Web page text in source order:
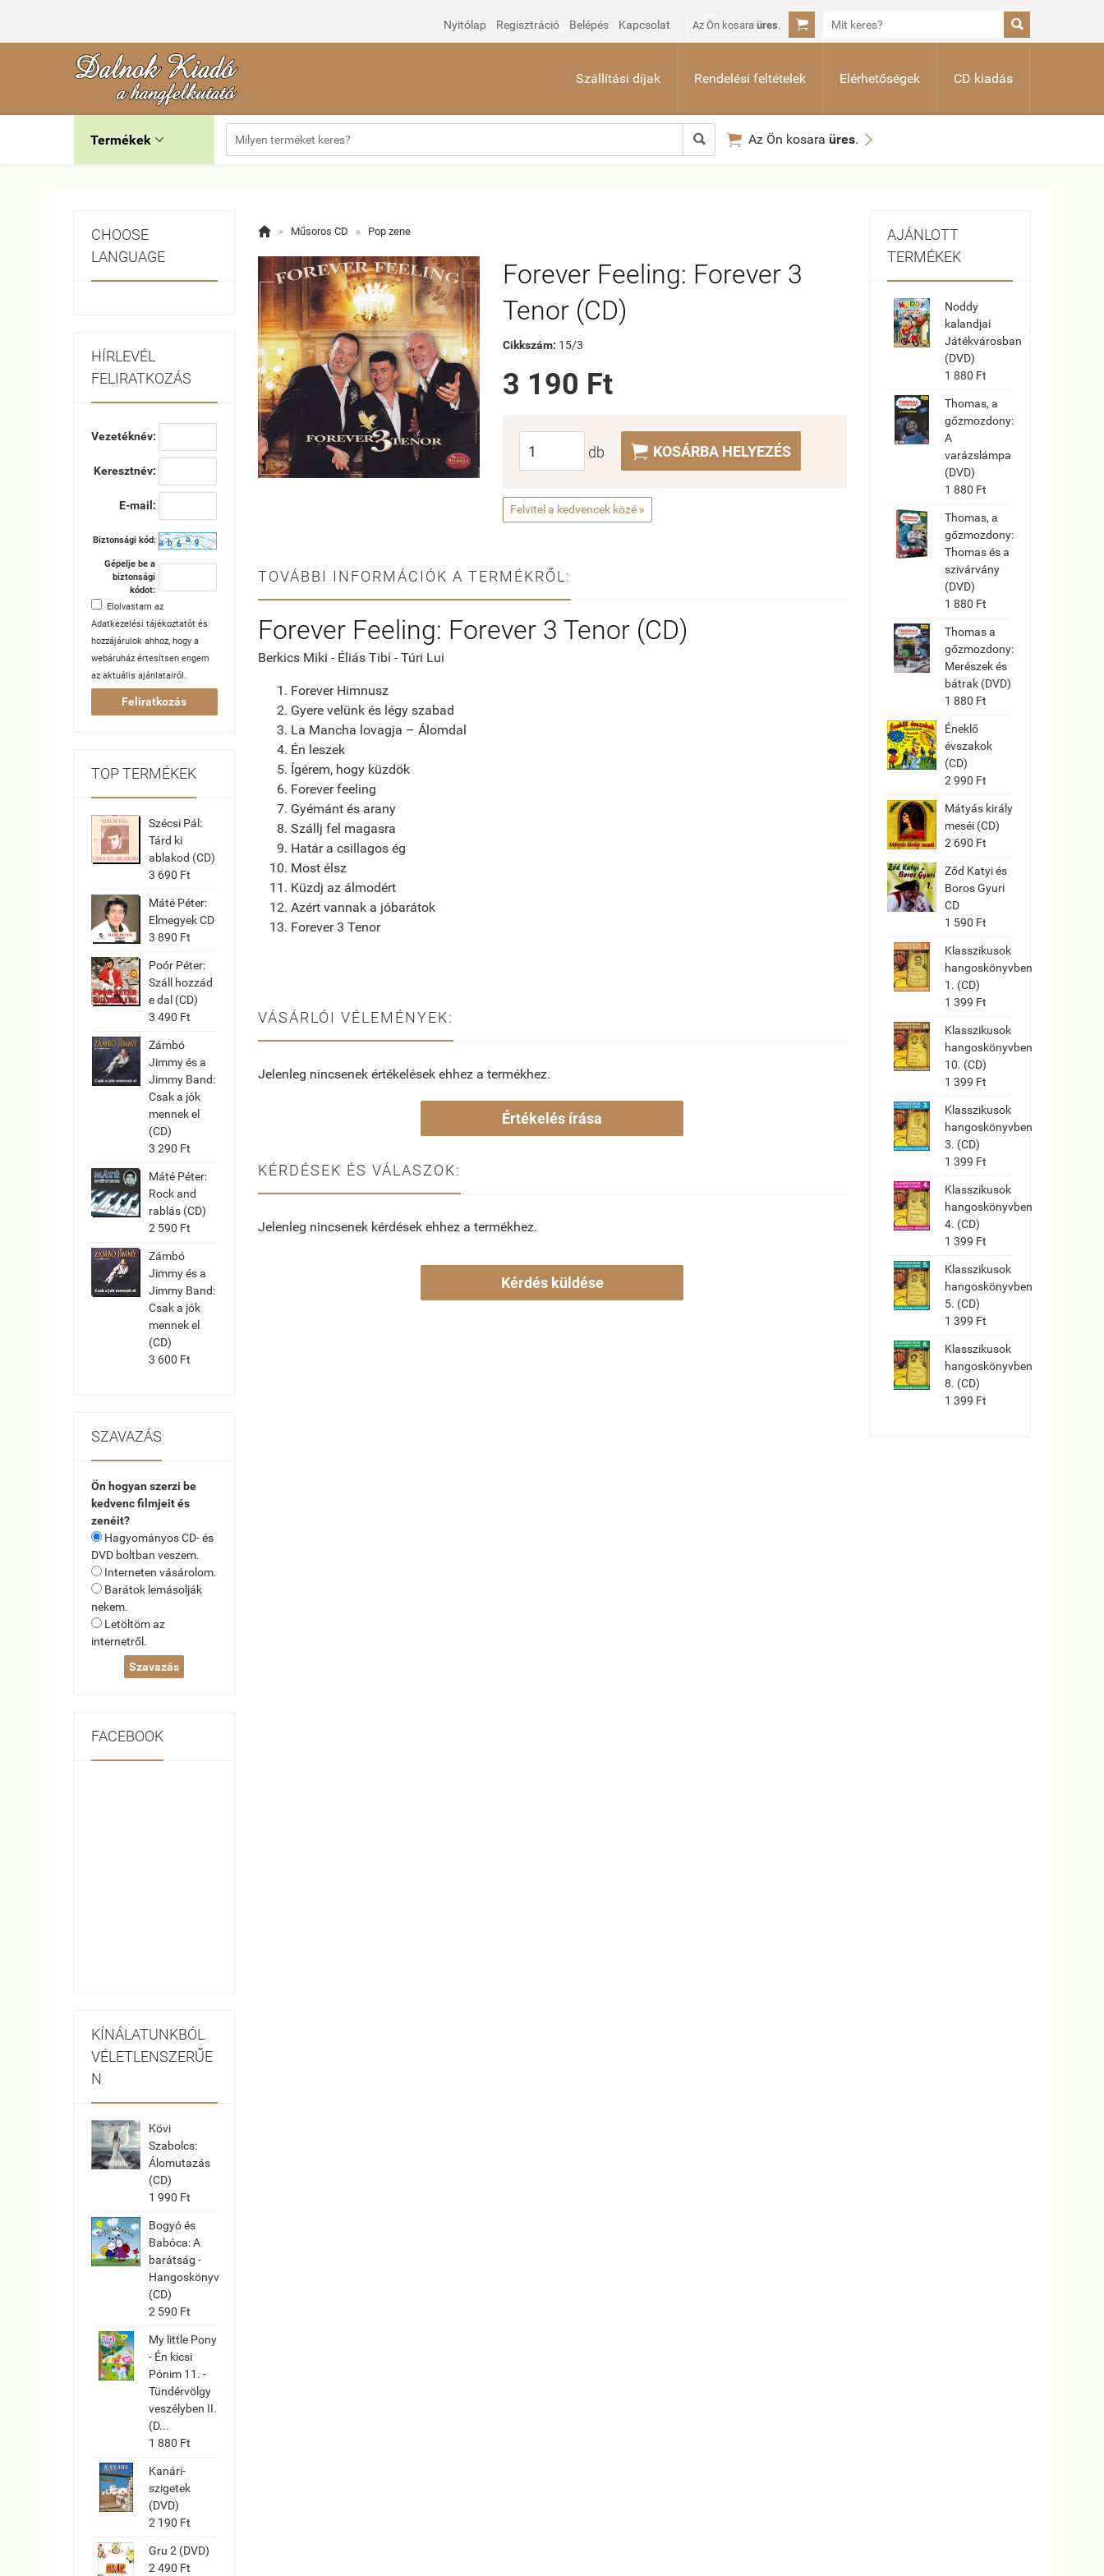
Nyitólap Regisztráció Belépés Kapcsolat Az Ön kosara üres.  
Szállítási díjak Rendelési feltételek Elérhetőségek CD kiadás
Termékek    Az Ön kosara üres. 
CHOOSE
LANGUAGE
HÍRLEVÉL
FELIRATKOZÁS
Vezetéknév:
Keresztnév:
E-mail:
Biztonsági kód:
Gépelje be a
biztonsági
kódot:
Elolvastam az
Adatkezelési tájékoztatót és
hozzájárulok ahhoz, hogy a
webáruház értesítsen engem
az aktuális ajánlatairól.
Feliratkozás
TOP TERMÉKEK
Szécsi Pál:
Tárd ki
ablakod (CD)
3 690 Ft
Máté Péter:
Elmegyek CD
3 890 Ft
Poór Péter:
Száll hozzád
e dal (CD)
3 490 Ft
Zámbó
Jimmy és a
Jimmy Band:
Csak a jók
mennek el
(CD)
3 290 Ft
Máté Péter:
Rock and
rablás (CD)
2 590 Ft
Zámbó
Jimmy és a
Jimmy Band:
Csak a jók
mennek el
(CD)
3 600 Ft
SZAVAZÁS
Ön hogyan szerzi be
kedvenc filmjeit és
zenéit?
Hagyományos CD- és
DVD boltban veszem.
Interneten vásárolom.
Barátok lemásolják
nekem.
Letöltöm az
internetről.
FACEBOOK
KÍNÁLATUNKBÓL
VÉLETLENSZERŰE
N
Kövi
Szabolcs:
Álomutazás
(CD)
1 990 Ft
Bogyó és
Babóca: A
barátság -
Hangoskönyv
(CD)
2 590 Ft
My little Pony
- Én kicsi
Pónim 11. -
Tündérvölgy
veszélyben II.
(D...
1 880 Ft
Kanári-
szigetek
(DVD)
2 190 Ft
Gru 2 (DVD)
2 490 Ft
 » Műsoros CD » Pop zene
Forever Feeling: Forever 3
Tenor (CD)
Cikkszám: 15/3
3 190 Ft
db  KOSÁRBA HELYEZÉS
Felvitel a kedvencek közé »
TOVÁBBI INFORMÁCIÓK A TERMÉKRŐL:
Forever Feeling: Forever 3 Tenor (CD)
Berkics Miki - Éliás Tibi - Túri Lui
Forever Himnusz
Gyere velünk és légy szabad
La Mancha lovagja – Álomdal
Én leszek
Ígérem, hogy küzdök
Forever feeling
Gyémánt és arany
Szállj fel magasra
Határ a csillagos ég
Most élsz
Küzdj az álmodért
Azért vannak a jóbarátok
Forever 3 Tenor
VÁSÁRLÓI VÉLEMÉNYEK:
Jelenleg nincsenek értékelések ehhez a termékhez.
Értékelés írása
KÉRDÉSEK ÉS VÁLASZOK:
Jelenleg nincsenek kérdések ehhez a termékhez.
Kérdés küldése
AJÁNLOTT
TERMÉKEK
Noddy
kalandjai
Játékvárosban
(DVD)
1 880 Ft
Thomas, a
gőzmozdony:
A
varázslámpa
(DVD)
1 880 Ft
Thomas, a
gőzmozdony:
Thomas és a
szivárvány
(DVD)
1 880 Ft
Thomas a
gőzmozdony:
Merészek és
bátrak (DVD)
1 880 Ft
Éneklő
évszakok
(CD)
2 990 Ft
Mátyás király
meséi (CD)
2 690 Ft
Ződ Katyi és
Boros Gyuri
CD
1 590 Ft
Klasszikusok
hangoskönyvben
1. (CD)
1 399 Ft
Klasszikusok
hangoskönyvben
10. (CD)
1 399 Ft
Klasszikusok
hangoskönyvben
3. (CD)
1 399 Ft
Klasszikusok
hangoskönyvben
4. (CD)
1 399 Ft
Klasszikusok
hangoskönyvben
5. (CD)
1 399 Ft
Klasszikusok
hangoskönyvben
8. (CD)
1 399 Ft